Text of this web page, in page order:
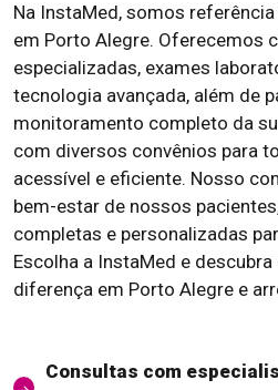
Na InstaMed, somos
em Porto Alegre. Oferecemos
especializadas, exames
tecnologia avançada, além de
monitoramento completo da
com diversos convênios para
acessível e eficiente. Nosso
bem-estar de nossos
completas e personalizadas
Escolha a InstaMed e
diferença em Porto Alegre e
Consultas com